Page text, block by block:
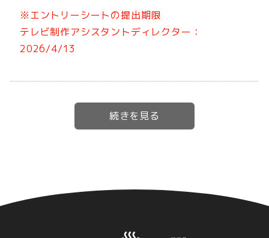
※エントリーシートの提出期限
テレビ制作アシスタントディレクター：
2026/4/13
テレビ制作アシスタントディレクター：